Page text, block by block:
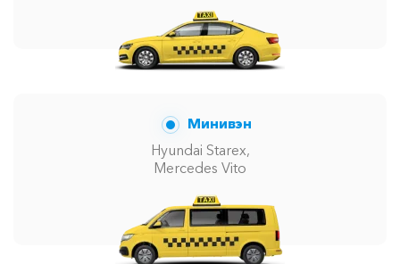
Минивэн
Hyundai Starex,
Mercedes Vito